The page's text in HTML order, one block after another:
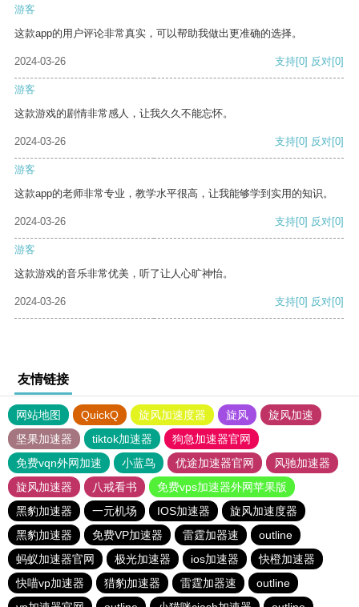
游客
这款app的用户评论非常真实，可以帮助我做出更准确的选择。
2024-03-26 支持[0] 反对[0]
游客
这款游戏的剧情非常感人，让我久久不能忘怀。
2024-03-26 支持[0] 反对[0]
游客
这款app的老师非常专业，教学水平很高，让我能够学到实用的知识。
2024-03-26 支持[0] 反对[0]
游客
这款游戏的音乐非常优美，听了让人心旷神怡。
2024-03-26 支持[0] 反对[0]
友情链接
网站地图 QuickQ 旋风加速度器 旋风
旋风加速
坚果加速器
tiktok加速器
狗急加速器官网
免费vqn外网加速
小蓝鸟 优途加速器官网
风驰加速器
旋风加速器
八戒看书
免费vps加速器外网苹果版
黑豹加速器
一元机场 IOS加速器
旋风加速度器
黑豹加速器
免费VP加速器 雷霆加器速
outline
蚂蚁加速器官网
极光加速器 ios加速器
快橙加速器
快喵vp加速器
猎豹加速器 雷霆加器速
outline